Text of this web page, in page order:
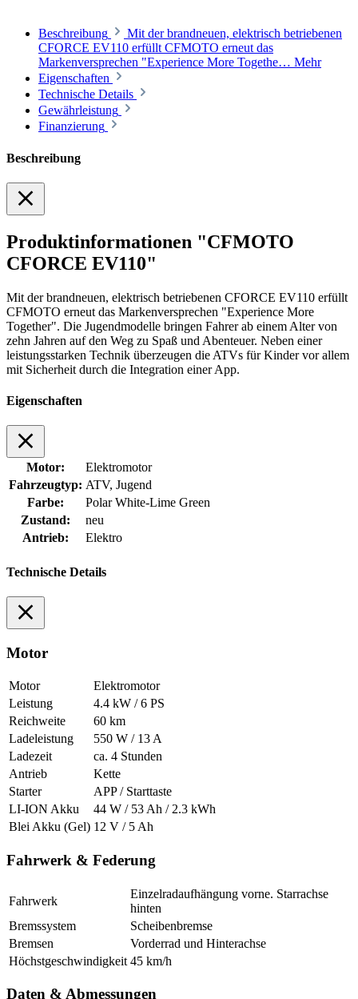
Beschreibung
Mit der brandneuen, elektrisch betriebenen
CFORCE EV110 erfüllt CFMOTO erneut das
Markenversprechen "Experience More Togethe… Mehr
Eigenschaften
Technische Details
Gewährleistung
Finanzierung
Beschreibung
Produktinformationen "CFMOTO
CFORCE EV110"
Mit der brandneuen, elektrisch betriebenen CFORCE EV110 erfüllt
CFMOTO erneut das Markenversprechen "Experience More
Together". Die Jugendmodelle bringen Fahrer ab einem Alter von
zehn Jahren auf den Weg zu Spaß und Abenteuer. Neben einer
leistungsstarken Technik überzeugen die ATVs für Kinder vor allem
mit Sicherheit durch die Integration einer App.
Eigenschaften
Motor:
Elektromotor
Fahrzeugtyp: ATV, Jugend
Farbe:
Polar White-Lime Green
Zustand:
neu
Antrieb:
Elektro
Technische Details
Motor
Motor
Elektromotor
Leistung
4.4 kW / 6 PS
Reichweite
60 km
Ladeleistung
550 W / 13 A
Ladezeit
ca. 4 Stunden
Antrieb
Kette
Starter
APP / Starttaste
LI-ION Akku
44 W / 53 Ah / 2.3 kWh
Blei Akku (Gel) 12 V / 5 Ah
Fahrwerk & Federung
Fahrwerk
Einzelradaufhängung vorne. Starrachse
hinten
Bremssystem
Scheibenbremse
Bremsen
Vorderrad und Hinterachse
Höchstgeschwindigkeit 45 km/h
Daten & Abmessungen